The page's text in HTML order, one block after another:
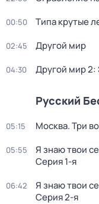
00:50 Типа крутые
02:45 Другой мир
04:30 Другой мир
Русский
05:15 Москва. Три
05:55 Я знаю твои
Серия 1-я
06:42 Я знаю твои
Серия 2-я